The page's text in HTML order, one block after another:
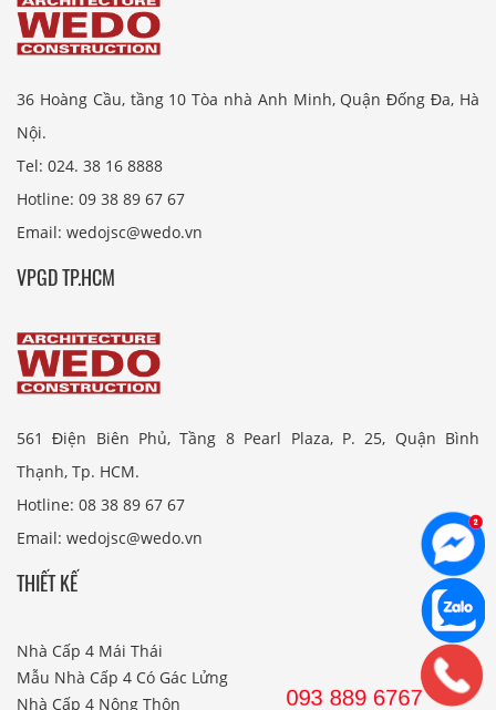
36 Hoàng Cầu, tầng 10 Tòa nhà Anh Minh, Quận Đống Đa, Hà
Nội.
Tel: 024. 38 16 8888
Hotline: 09 38 89 67 67
Email: wedojsc@wedo.vn
VPGD TP.HCM
561 Điện Biên Phủ, Tầng 8 Pearl Plaza, P. 25, Quận Bình
Thạnh, Tp. HCM.
Hotline: 08 38 89 67 67
Email: wedojsc@wedo.vn
THIẾT KẾ
Nhà Cấp 4 Mái Thái
Mẫu Nhà Cấp 4 Có Gác Lửng
Nhà Cấp 4 Nông Thôn